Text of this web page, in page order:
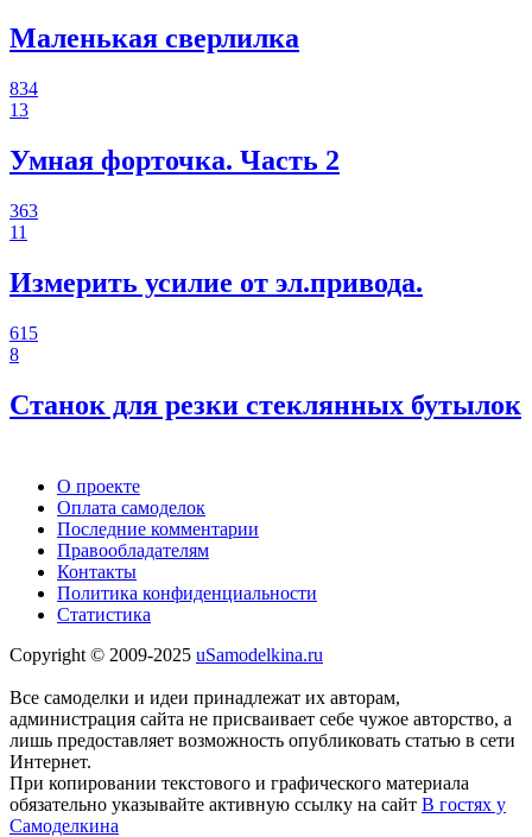
Маленькая сверлилка
834
13
Умная форточка. Часть 2
363
11
Измерить усилие от эл.привода.
615
8
Станок для резки стеклянных бутылок
О проекте
Оплата самоделок
Последние комментарии
Правообладателям
Контакты
Политика конфиденциальности
Статистика
Copyright © 2009-2025 uSamodelkina.ru
Все самоделки и идеи принадлежат их авторам,
администрация сайта не присваивает себе чужое авторство, а
лишь предоставляет возможность опубликовать статью в сети
Интернет.
При копировании текстового и графического материала
обязательно указывайте активную ссылку на сайт В гостях у
Самоделкина